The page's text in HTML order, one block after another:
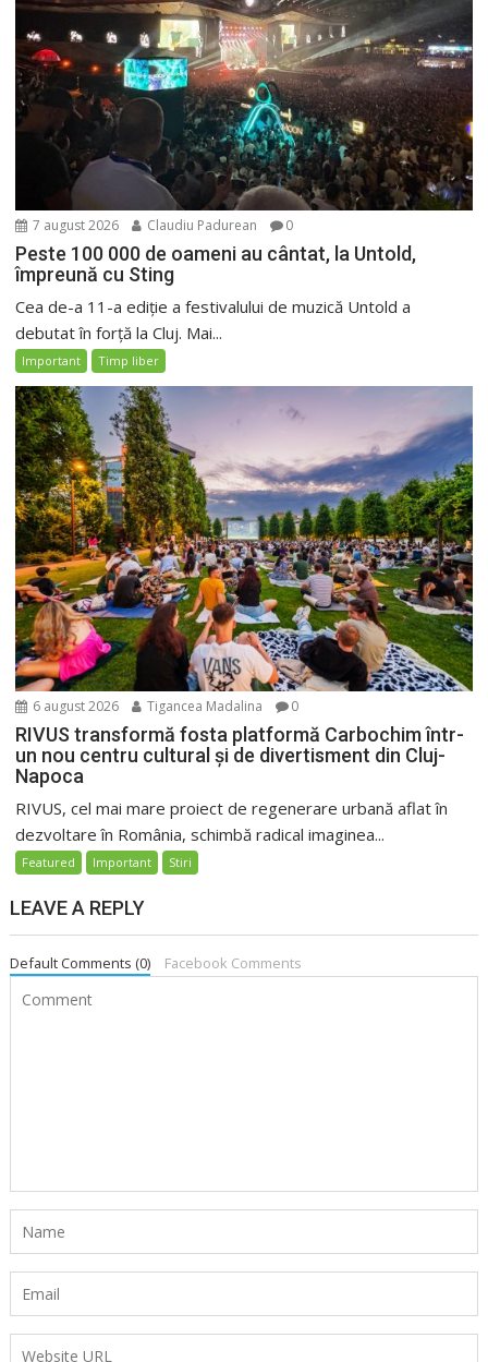
7 august 2026 Claudiu Padurean 0
Peste 100 000 de oameni au cântat, la Untold,
împreună cu Sting
Cea de-a 11-a ediție a festivalului de muzică Untold a
debutat în forță la Cluj. Mai...
Important Timp liber
6 august 2026 Tigancea Madalina 0
RIVUS transformă fosta platformă Carbochim într-
un nou centru cultural și de divertisment din Cluj-
Napoca
RIVUS, cel mai mare proiect de regenerare urbană aflat în
dezvoltare în România, schimbă radical imaginea...
Featured Important Stiri
LEAVE A REPLY
Default Comments (0) Facebook Comments